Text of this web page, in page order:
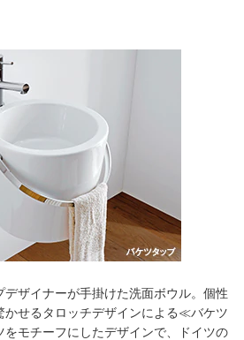
デザイナーが手掛けた洗面ボウル。個性
かせるタロッチデザインによる≪バケツ
モチーフにしたデザインで、ドイツの